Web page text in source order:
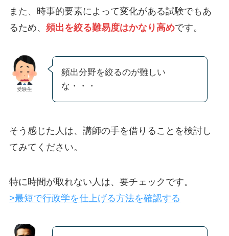
また、時事的要素によって変化がある試験でもあ
るため、 頻出を絞る難易度はかなり高めです。
受験生
頻出分野を絞るのが難しい
な・・・
そう感じた人は、講師の手を借りることを検討し
てみてください。
特に時間が取れない人は、要チェックです。
>最短で行政学を仕上げる方法を確認する